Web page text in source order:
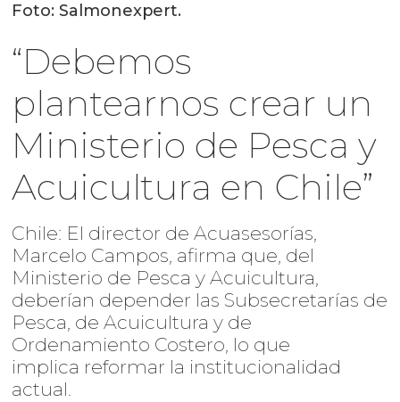
Foto: Salmonexpert.
“Debemos
plantearnos crear un
Ministerio de Pesca y
Acuicultura en Chile”
Chile: El director de Acuasesorías,
Marcelo Campos, afirma que, del
Ministerio de Pesca y Acuicultura,
deberían depender las Subsecretarías de
Pesca, de Acuicultura y de
Ordenamiento Costero, lo que
implica reformar la institucionalidad
actual.